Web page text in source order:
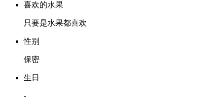
喜欢的水果
只要是水果都喜欢
性别
保密
生日
-